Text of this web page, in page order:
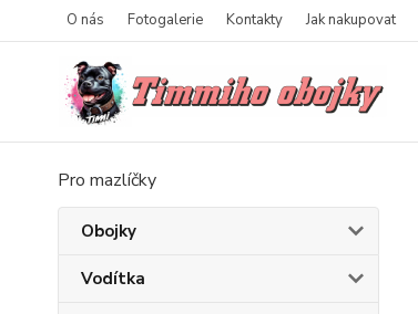
O nás Fotogalerie Kontakty Jak nakupovat
Pro mazlíčky
Obojky
Vodítka